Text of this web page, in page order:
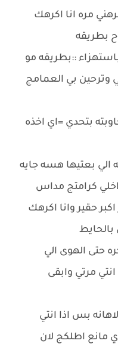
مره انا اكرهك
بطريقه
::بطريقه مو
وترحين بي العمامج
بتحدي =اي اخذه
الي بعتيها هسه جايه
اخلي كرامتج مداس
حقير وانا اكرهك
حتى الهوى الي
مرتي وابقى
بس اذا انتي
مانع اطلكج لان